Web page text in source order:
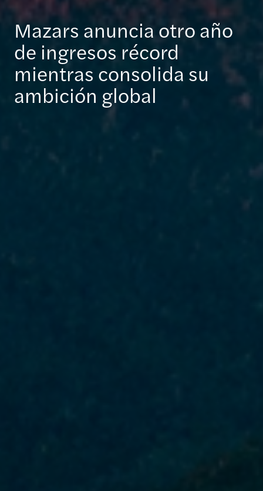
Mazars anuncia otro año
de ingresos récord
mientras consolida su
ambición global